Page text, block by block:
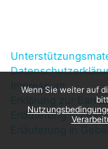
Wenn Sie weiter auf
Impressum
Erklärung zur
Erläuterung in
Erläuterung in